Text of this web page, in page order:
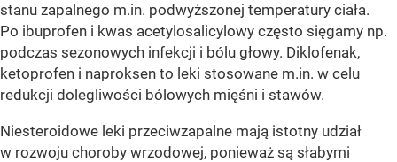
stanu zapalnego m.in. podwyższonej temperatury ciała.
Po ibuprofen i kwas acetylosalicylowy często sięgamy np.
podczas sezonowych infekcji i bólu głowy. Diklofenak,
ketoprofen i naproksen to leki stosowane m.in. w celu
redukcji dolegliwości bólowych mięśni i stawów.
Niesteroidowe leki przeciwzapalne mają istotny udział
w rozwoju choroby wrzodowej, ponieważ są słabymi